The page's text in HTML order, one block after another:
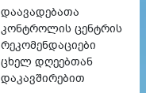
დაავადებათა
კონტროლის ცენტრის
რეკომენდაციები
ცხელ დღეებთან
დაკავშირებით